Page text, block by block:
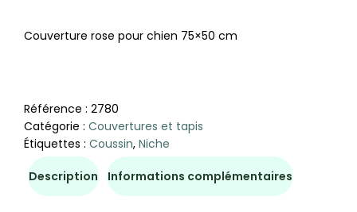
Couverture rose pour chien 75×50 cm
Référence : 2780
Catégorie : Couvertures et tapis
Étiquettes : Coussin, Niche
Description Informations complémentaires